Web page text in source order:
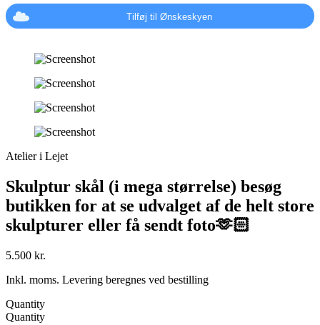
Tilføj til Ønskeskyen
Atelier i Lejet
Skulptur skål (i mega størrelse) besøg
butikken for at se udvalget af de helt store
skulpturer eller få sendt foto🫶🏻
5.500 kr.
Inkl. moms. Levering beregnes ved bestilling
Quantity
Quantity